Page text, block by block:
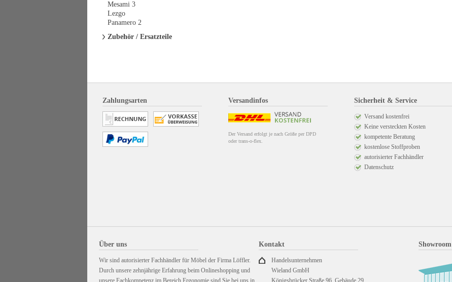
Mesami 3
Lezgo
Panamero 2
Zubehör / Ersatzteile
Zahlungsarten Versandinfos
Der Versand erfolgt je nach Größe per DPD
oder trans-o-flex.
Sicherheit & Service
Versand kostenfrei
Keine versteckten Kosten
kompetente Beratung
kostenlose Stoffproben
autorisierter Fachhändler
Datenschutz
Über uns
Wir sind autorisierter Fachhändler für Möbel der Firma Löffler.
Durch unsere zehnjährige Erfahrung beim Onlineshopping und
unsere Fachkompetenz im Bereich Ergonomie sind Sie bei uns in
Kontakt
Handelsunternehmen
Wieland GmbH
Königsbrücker Straße 96, Gebäude 29
Showroom